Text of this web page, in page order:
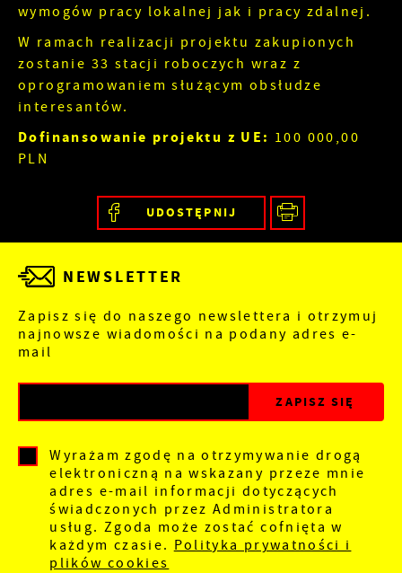
wymogów pracy lokalnej jak i pracy zdalnej.
W ramach realizacji projektu zakupionych
zostanie 33 stacji roboczych wraz z
oprogramowaniem służącym obsłudze
interesantów.
Dofinansowanie projektu z UE: 100 000,00
PLN
UDOSTĘPNIJ
NEWSLETTER
Zapisz się do naszego newslettera i otrzymuj
najnowsze wiadomości na podany adres e-
mail
Wyrażam zgodę na otrzymywanie drogą
elektroniczną na wskazany przeze mnie
adres e-mail informacji dotyczących
świadczonych przez Administratora
usług. Zgoda może zostać cofnięta w
każdym czasie. Polityka prywatności i
plików cookies